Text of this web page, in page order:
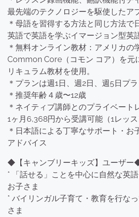
最先端のテクノロジーを駆使したア
＊母語を習得する方法と同じ方法で
英語で英語を学ぶイマージョン型英
＊無料オンライン教材：アメリカの
Common Core（コモン コア）を元
リキュラム教材を使用。
＊プランは週1日、週2日、週5日プラ
＊推奨年齢４歳〜12歳
＊ネイティブ講師とのプライベート
1ヶ月6,368円から受講可能（1レッス
＊日本語による丁寧なサポート・お
アドバイス
◆【キャンブリーキッズ】ユーザー
* 「話せる」ことを中心に自然な英
お子さま
* バイリンガル子育て・教育を行な
さま